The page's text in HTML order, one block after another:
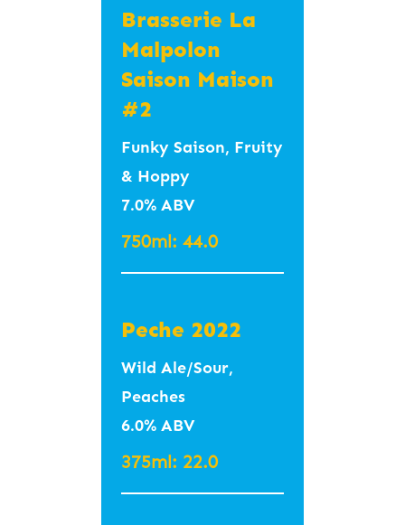
#Herb #Lemon
#그린펀치 #가벼운 #
상쾌한 #드라이 #허
브 #레몬
350ml – 8.5
(Fundamental,
Suwon)
Ne-Geut#2 느
Belgian Wit
#JejuOrganicLemon
#벨지안위트 #제주유
기농레몬 #허브타임
Brasserie La
Malpolon
Saison Maison
#2
Funky Saison, Fruity
& Hoppy
7.0% ABV
750ml: 44.0
Peche 2022
Wild Ale/Sour,
Peaches
6.0% ABV
375ml: 22.0